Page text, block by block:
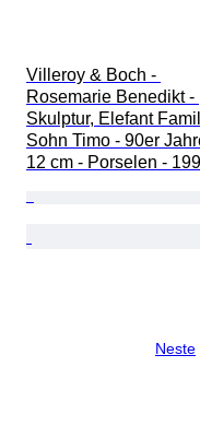
Villeroy & Boch -
Rosemarie Benedikt -
Skulptur, Elefant
Sohn Timo - 90er
12 cm - Porselen -
Neste